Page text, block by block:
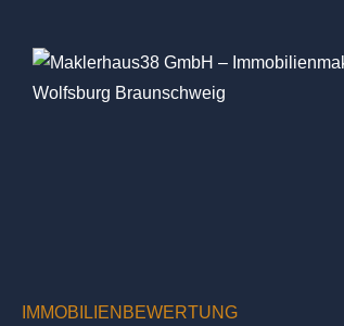
IMMOBILIENBEWERTUNG